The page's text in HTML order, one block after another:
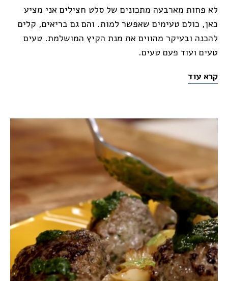
לא פחות מארבעה מתכונים של סלט חצילים אני מציע
כאן, כולם טעימים שאפשר למות. והם גם בריאים, קלים
להכנה ובעיקר מהווים את מנת הקיץ המושלמת. טעים
טעים ועוד פעם טעים.
קרא עוד